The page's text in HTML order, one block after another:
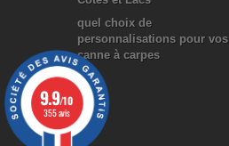
quel choix de
personnalisations pour vos
canne à carpes
9.9/10
355 avis